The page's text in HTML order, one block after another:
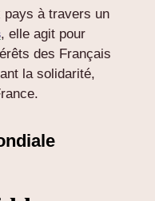
pays à travers un
, elle agit pour
des Français
la solidarité,